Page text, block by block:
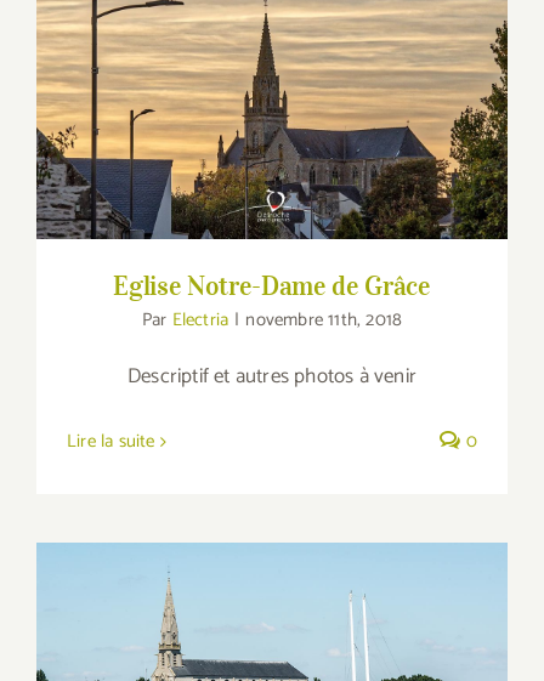
Eglise Notre-Dame de Grâce
Eglise Notre-Dame de Grâce
Par Electria | novembre 11th, 2018
Descriptif et autres photos à venir
Lire la suite 0